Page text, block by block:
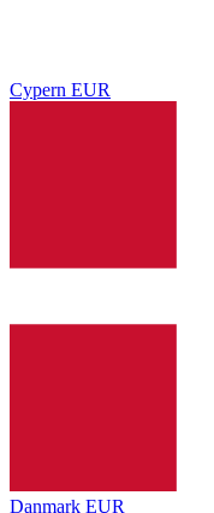
Cypern EUR
Danmark EUR